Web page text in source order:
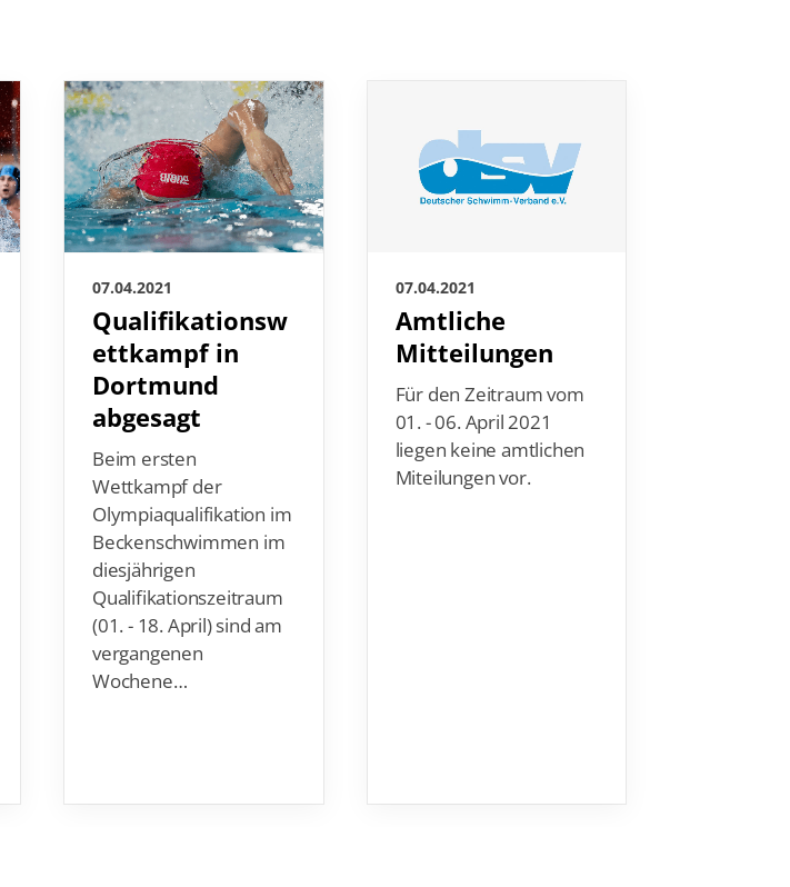
07.04.2021
Qualifikationsw
ettkampf in
Dortmund
abgesagt
Beim ersten
Wettkampf der
Olympiaqualifikation im
Beckenschwimmen im
diesjährigen
Qualifikationszeitraum
(01. - 18. April) sind am
vergangenen
Wochene…
07.04.2021
Amtliche
Mitteilungen
Für den Zeitraum vom
01. - 06. April 2021
liegen keine amtlichen
Miteilungen vor.